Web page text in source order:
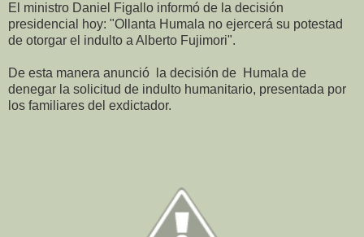
El ministro Daniel Figallo informó de la decisión
presidencial hoy: "Ollanta Humala no ejercerá su potestad
de otorgar el indulto a Alberto Fujimori".
De esta manera anunció la decisión de Humala de
denegar la solicitud de indulto humanitario, presentada por
los familiares del exdictador.